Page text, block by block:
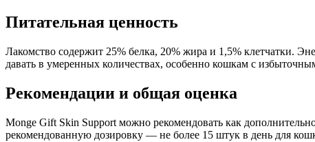
Питательная ценность
Лакомство содержит 25% белка, 20% жира и 1,5% клетчатки.
давать в умеренных количествах, особенно кошкам с
Рекомендации и общая оценка
Monge Gift Skin Support можно рекомендовать как
рекомендованную дозировку — не более 15 штук в день для